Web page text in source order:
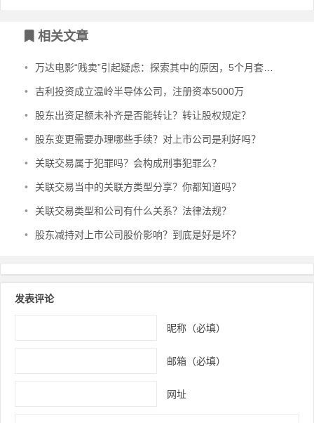
文章导航
相关文章
• 万达电影“贱卖”引起疑虑：探索其中的原因，5个月套现超过30亿
• 吉利投资成立温岭半导体公司，注册资本5000万
• 股东出资足额未补齐是否能转让？转让股权规定？
• 股东变更需要办理哪些手续？对上市公司是利好吗？
• 关联交易属于犯罪吗？会构成刑事犯罪么？
• 关联交易当中的关联方类型分享？你都知道吗？
• 关联交易类型和公司有什么关系？法律法规？
• 股东减持对上市公司股价影响？到底是好是坏？
发表评论
昵称（必填）
邮箱（必填）
网址